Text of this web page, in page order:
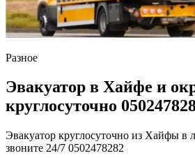
Разное
Эвакуатор в Хайфе и
круглосуточно
Эвакуатор круглосуточно из Хайфы в
звоните 24/7 0502478282